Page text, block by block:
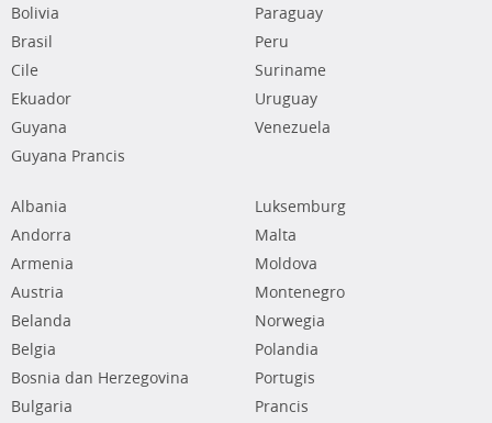
Bolivia
Brasil
Cile
Ekuador
Guyana
Guyana Prancis
Paraguay
Peru
Suriname
Uruguay
Venezuela
Albania
Andorra
Armenia
Austria
Belanda
Belgia
Bosnia dan Herzegovina
Bulgaria
Luksemburg
Malta
Moldova
Montenegro
Norwegia
Polandia
Portugis
Prancis